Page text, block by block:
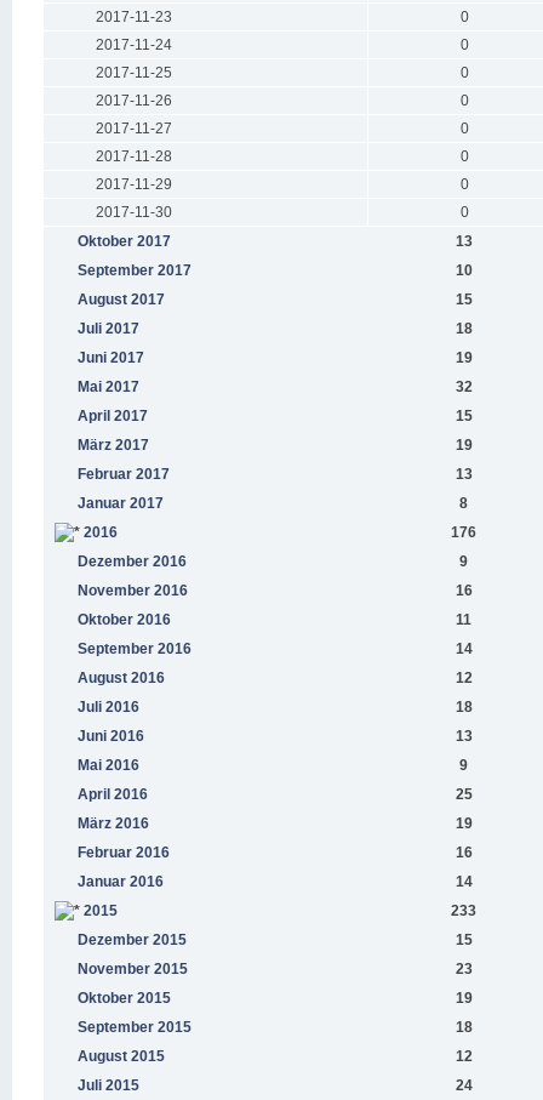
2017-11-23
0
2017-11-24
0
2017-11-25
0
2017-11-26
0
2017-11-27
0
2017-11-28
0
2017-11-29
0
2017-11-30
0
Oktober 2017
13
September 2017
10
August 2017
15
Juli 2017
18
Juni 2017
19
Mai 2017
32
April 2017
15
März 2017
19
Februar 2017
13
Januar 2017
8
2016
176
Dezember 2016
9
November 2016
16
Oktober 2016
11
September 2016
14
August 2016
12
Juli 2016
18
Juni 2016
13
Mai 2016
9
April 2016
25
März 2016
19
Februar 2016
16
Januar 2016
14
2015
233
Dezember 2015
15
November 2015
23
Oktober 2015
19
September 2015
18
August 2015
12
Juli 2015
24